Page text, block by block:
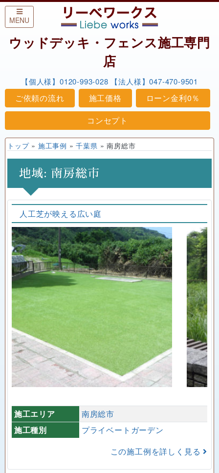
Skip to content
MENU
ウッドデッキ・フェンス施工専門
店
【個人様】0120-993-028 【法人様】047-470-9501
ご依頼の流れ 施工価格
ローン金利0％
コンセプト
トップ» 施工事例 »千葉県 »南房総市
地域: 南房総市
人工芝が映える広い庭
施工エリア
南房総市
施工種別
プライベートガーデン
この施工例を詳しく見る